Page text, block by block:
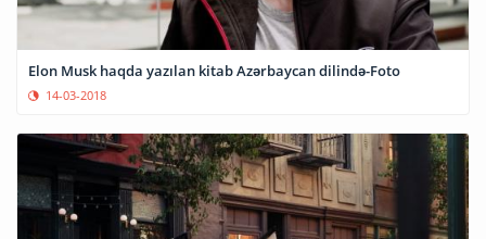
Elon Musk haqda yazılan kitab Azərbaycan dilində-Foto
14-03-2018